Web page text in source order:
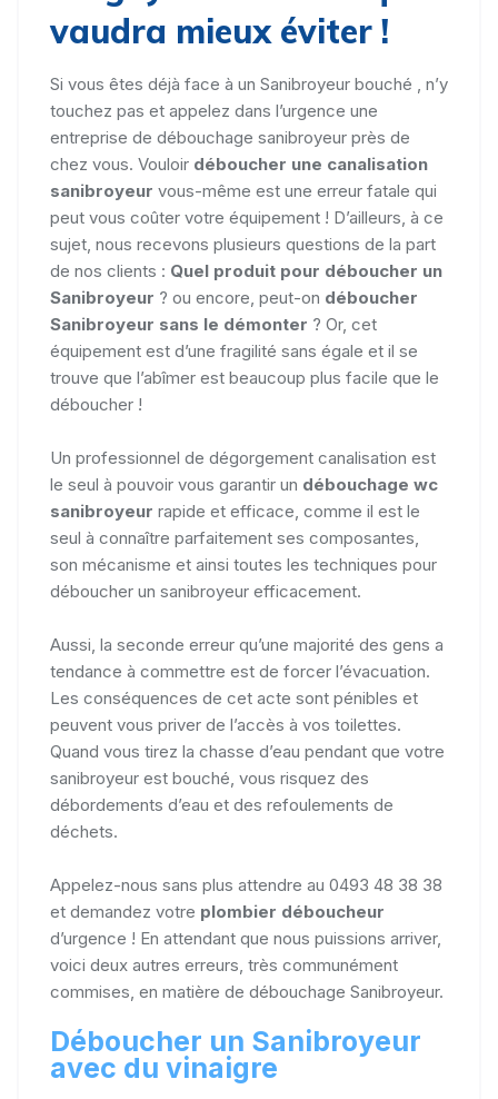
vaudra mieux éviter !
Si vous êtes déjà face à un Sanibroyeur bouché , n’y
touchez pas et appelez dans l’urgence une
entreprise de débouchage sanibroyeur près de
chez vous. Vouloir déboucher une canalisation
sanibroyeur vous-même est une erreur fatale qui
peut vous coûter votre équipement ! D’ailleurs, à ce
sujet, nous recevons plusieurs questions de la part
de nos clients : Quel produit pour déboucher un
Sanibroyeur ? ou encore, peut-on déboucher
Sanibroyeur sans le démonter ? Or, cet
équipement est d’une fragilité sans égale et il se
trouve que l’abîmer est beaucoup plus facile que le
déboucher !
Un professionnel de dégorgement canalisation est
le seul à pouvoir vous garantir un débouchage wc
sanibroyeur rapide et efficace, comme il est le
seul à connaître parfaitement ses composantes,
son mécanisme et ainsi toutes les techniques pour
déboucher un sanibroyeur efficacement.
Aussi, la seconde erreur qu’une majorité des gens a
tendance à commettre est de forcer l’évacuation.
Les conséquences de cet acte sont pénibles et
peuvent vous priver de l’accès à vos toilettes.
Quand vous tirez la chasse d’eau pendant que votre
sanibroyeur est bouché, vous risquez des
débordements d’eau et des refoulements de
déchets.
Appelez-nous sans plus attendre au 0493 48 38 38
et demandez votre plombier déboucheur
d’urgence ! En attendant que nous puissions arriver,
voici deux autres erreurs, très communément
commises, en matière de débouchage Sanibroyeur.
Déboucher un Sanibroyeur
avec du vinaigre